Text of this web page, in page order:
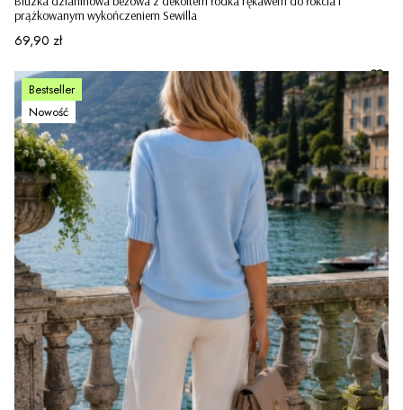
prążkowanym wykończeniem Sewilla
Cena
69,90 zł
Bestseller
Nowość